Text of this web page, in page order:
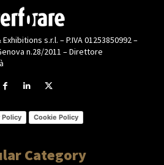
s.r.l. – P.IVA 01253850992 –
n.28/2011 – Direttore
Policy Cookie Policy
Category